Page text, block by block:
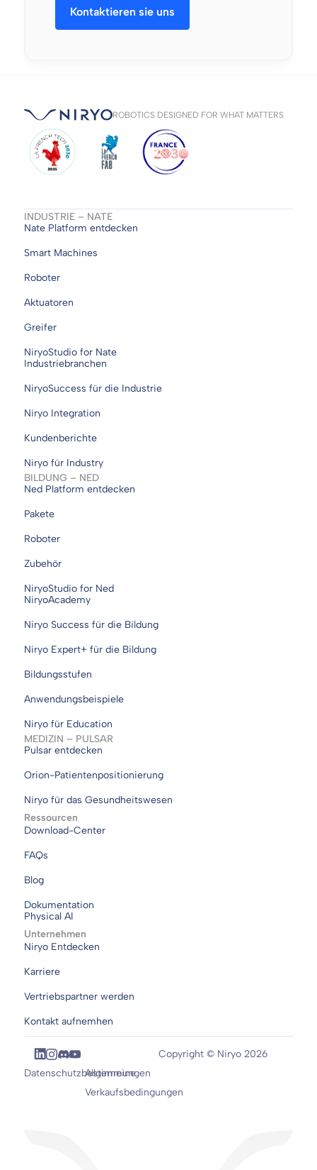
Kontaktieren sie uns
ROBOTICS DESIGNED FOR WHAT MATTERS
INDUSTRIE – NATE
Nate Platform entdecken
Smart Machines
Roboter
Aktuatoren
Greifer
NiryoStudio for Nate
Industriebranchen
NiryoSuccess für die Industrie
Niryo Integration
Kundenberichte
Niryo für Industry
BILDUNG – NED
Ned Platform entdecken
Pakete
Roboter
Zubehör
NiryoStudio for Ned
NiryoAcademy
Niryo Success für die Bildung
Niryo Expert+ für die Bildung
Bildungsstufen
Anwendungsbeispiele
Niryo für Education
MEDIZIN – PULSAR
Pulsar entdecken
Orion-Patientenpositionierung
Niryo für das Gesundheitswesen
Ressourcen
Download-Center
FAQs
Blog
Dokumentation
Physical AI
Unternehmen
Niryo Entdecken
Karriere
Vertriebspartner werden
Kontakt aufnemhen
Datenschutzbestimmungen
Allgemeine
Verkaufsbedingungen
Copyright © Niryo 2026